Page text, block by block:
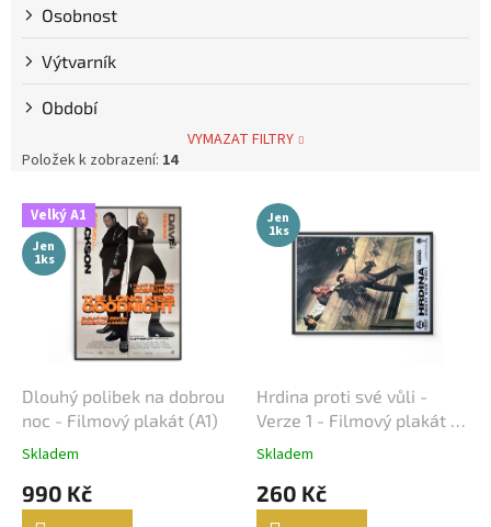
Bruce Willis
Steve McQueen
Julia Roberts 69
Jiří Bartoška 59
Miroslav Donutil 56
Nicolas Cage 55
Vlastimil Brodský
Brad Pitt 48
Osobnost
Výtvarník
Období
VYMAZAT FILTRY
Položek k zobrazení: 14
V
p
Velký A1
Jen
1ks
Dlouhý polibek na dobrou
noc - Filmový plakát (A1)
Skladem
990 Kč
Jen
1ks
Hrdina proti své vůli -
Verze 1 - Filmový plakát /
Fotoska / Slepka (cca A4)
Skladem
260 Kč